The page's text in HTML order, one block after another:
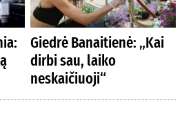
Giedrė Banaitienė: „Kai
dirbi sau, laiko
neskaičiuoji“